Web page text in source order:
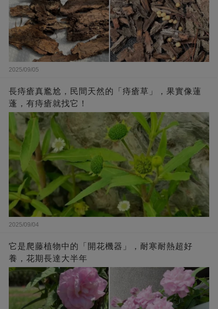
2025/09/05
長痔瘡真尷尬，民間天然的「痔瘡草」，果實像蓮
蓬，有痔瘡就找它！
2025/09/04
它是爬藤植物中的「開花機器」，耐寒耐熱超好
養，花期長達大半年